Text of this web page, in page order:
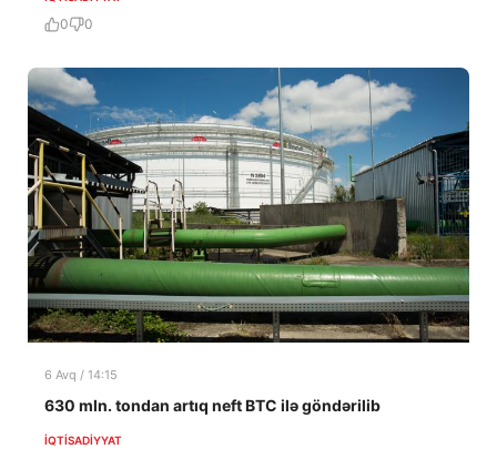
0 0
6 Avq / 14:15
630 mln. tondan artıq neft BTC ilə göndərilib
İQTISADIYYAT